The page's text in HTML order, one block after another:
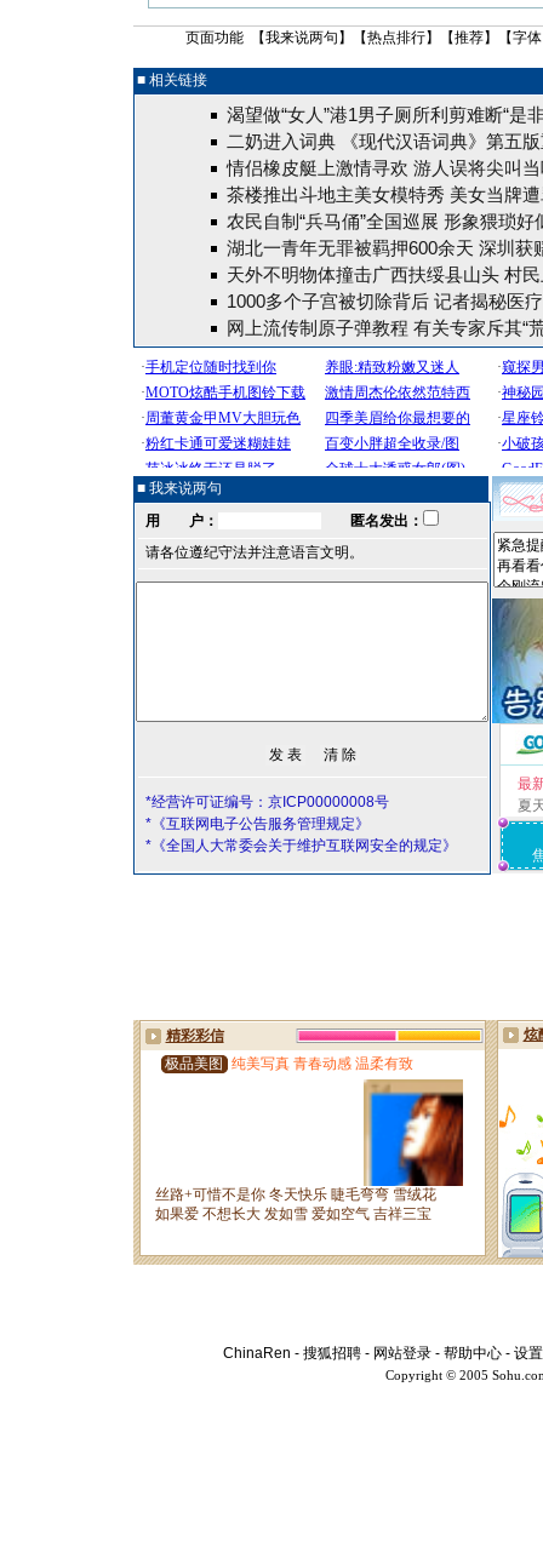
页面功能 【我来说两句 】【热点排行】【推荐】【字
■ 相关链接
渴望做“女人”港1男子厕所利剪难断“是
二奶进入词典 《现代汉语词典》第五
情侣橡皮艇上激情寻欢 游人误将尖叫
茶楼推出斗地主美女模特秀 美女当牌
农民自制“兵马俑”全国巡展 形象猥琐好
湖北一青年无罪被羁押600余天 深圳获
天外不明物体撞击广西扶绥县山头 村
1000多个子宫被切除背后 记者揭秘医
网上流传制原子弹教程 有关专家斥其“
■ 我来说两句
用 户：
匿名发出：
请各位遵纪守法并注意语言文明。
*经营许可证编号：京ICP00000008号
*《互联网电子公告服务管理规定》
*《全国人大常委会关于维护互联网安全的规定》
最
夏
ChinaRen - 搜狐招聘 - 网站登录 - 帮助中心 - 设
Copyright © 2005